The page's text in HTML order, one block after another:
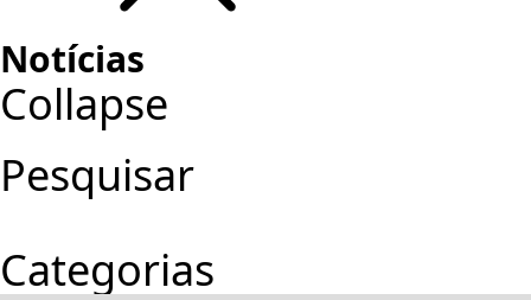
Notícias
Collapse
Pesquisar
Categorias